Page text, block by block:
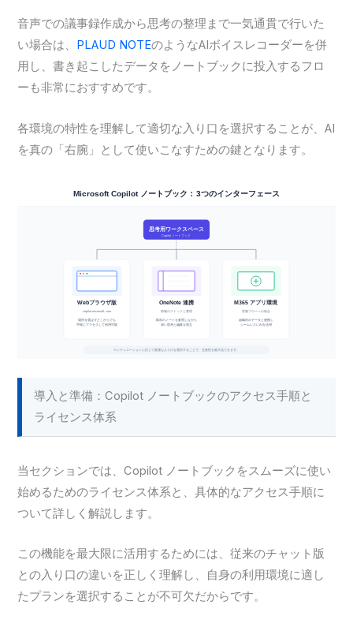
音声での議事録作成から思考の整理まで一気通貫で行いた
い場合は、 PLAUD NOTEのようなAIボイスレコーダーを併
用し、書き起こしたデータをノートブックに投入するフロ
ーも非常におすすめです。
各環境の特性を理解して適切な入り口を選択することが、AI
を真の「右腕」として使いこなすための鍵となります。
導入と準備：Copilot ノートブックのアクセス手順と
ライセンス体系
当セクションでは、Copilot ノートブックをスムーズに使い
始めるためのライセンス体系と、具体的なアクセス手順に
ついて詳しく解説します。
この機能を最大限に活用するためには、従来のチャット版
との入り口の違いを正しく理解し、自身の利用環境に適し
たプランを選択することが不可欠だからです。